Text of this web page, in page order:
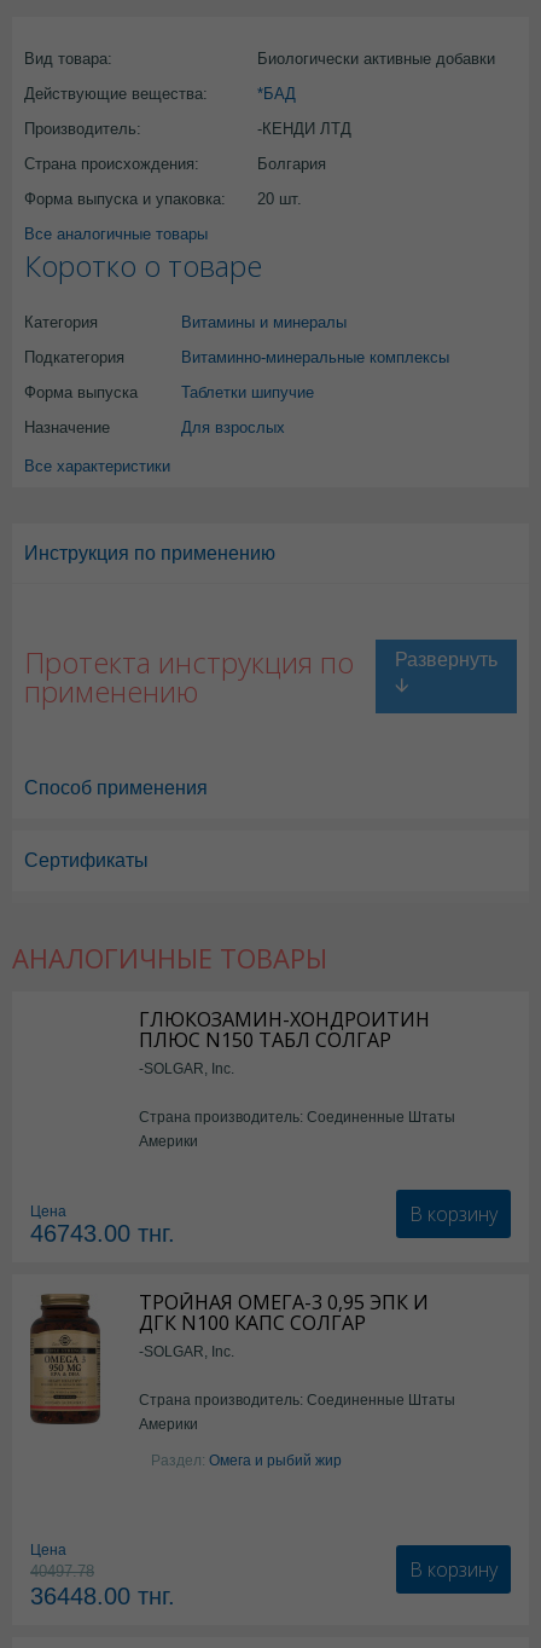
Вид товара:
Биологически активные добавки
Действующие вещества:
*БАД
Производитель:
-КЕНДИ ЛТД
Страна происхождения:
Болгария
Форма выпуска и упаковка:
20 шт.
Все аналогичные товары
Коротко о товаре
Категория
Витамины и минералы
Подкатегория
Витаминно-минеральные комплексы
Форма выпуска
Таблетки шипучие
Назначение
Для взрослых
Все характеристики
Инструкция по применению
Протекта инструкция по
применению
Способ применения
Сертификаты
АНАЛОГИЧНЫЕ ТОВАРЫ
ГЛЮКОЗАМИН-ХОНДРОИТИН
ПЛЮС N150 ТАБЛ СОЛГАР
-SOLGAR, Inc.
Страна производитель: Соединенные Штаты
Америки
Цена
46743.00 тнг.
В корзину
ТРОЙНАЯ ОМЕГА-3 0,95 ЭПК И
ДГК N100 КАПС СОЛГАР
-SOLGAR, Inc.
Страна производитель: Соединенные Штаты
Америки
Раздел: Омега и рыбий жир
Цена
40497.78
36448.00 тнг.
В корзину